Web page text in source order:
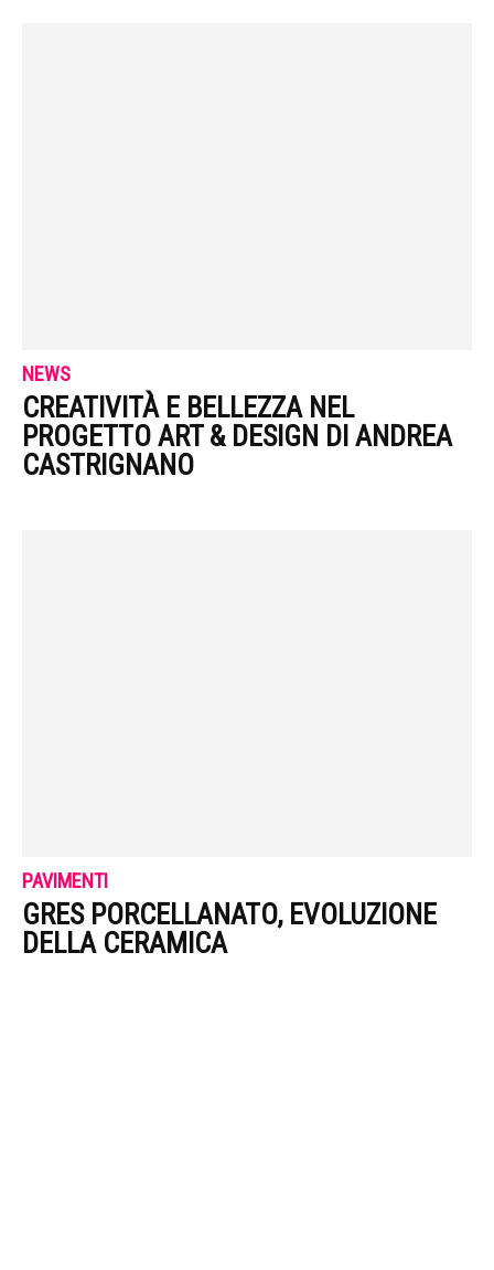
NEWS
CREATIVITÀ E BELLEZZA NEL
PROGETTO ART & DESIGN DI ANDREA
CASTRIGNANO
PAVIMENTI
GRES PORCELLANATO, EVOLUZIONE
DELLA CERAMICA